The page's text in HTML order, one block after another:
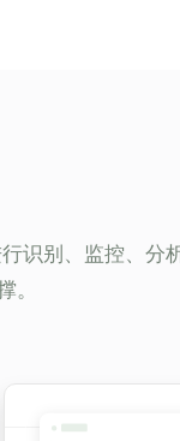
识别、监控、分